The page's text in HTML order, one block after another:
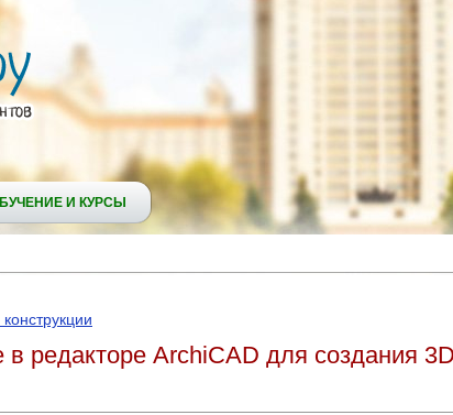
И КУРСЫ
редакторе ArchiCAD для создания